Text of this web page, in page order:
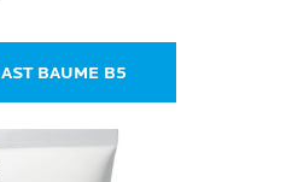
BAUME B5